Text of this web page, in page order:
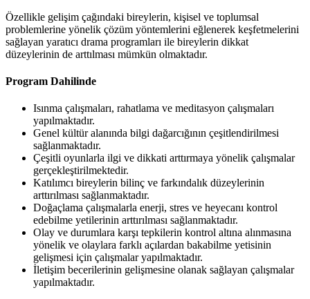
Özellikle gelişim çağındaki bireylerin, kişisel ve toplumsal
problemlerine yönelik çözüm yöntemlerini eğlenerek keşfetmelerini
sağlayan yaratıcı drama programları ile bireylerin dikkat
düzeylerinin de arttılması mümkün olmaktadır.
Program Dahilinde
Isınma çalışmaları, rahatlama ve meditasyon çalışmaları
yapılmaktadır.
Genel kültür alanında bilgi dağarcığının çeşitlendirilmesi
sağlanmaktadır.
Çeşitli oyunlarla ilgi ve dikkati arttırmaya yönelik çalışmalar
gerçekleştirilmektedir.
Katılımcı bireylerin bilinç ve farkındalık düzeylerinin
arttırılması sağlanmaktadır.
Doğaçlama çalışmalarla enerji, stres ve heyecanı kontrol
edebilme yetilerinin arttırılması sağlanmaktadır.
Olay ve durumlara karşı tepkilerin kontrol altına alınmasına
yönelik ve olaylara farklı açılardan bakabilme yetisinin
gelişmesi için çalışmalar yapılmaktadır.
İletişim becerilerinin gelişmesine olanak sağlayan çalışmalar
yapılmaktadır.